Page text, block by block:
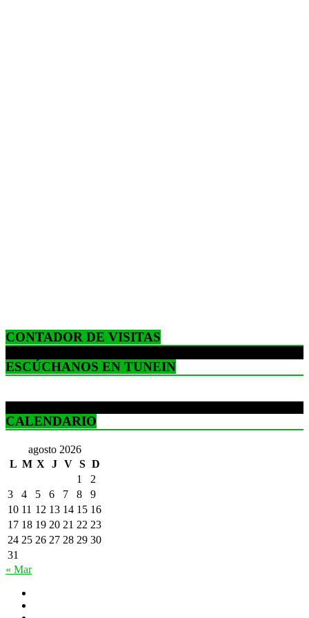
CONTADOR DE VISITAS
ESCÚCHANOS EN TUNEIN
CALENDARIO
agosto 2026
L M X J V S D
1
2
3
4 5 6 7 8
9
10 11 12 13 14 15 16
17 18 19 20 21 22 23
24 25 26 27 28 29 30
31
« Mar